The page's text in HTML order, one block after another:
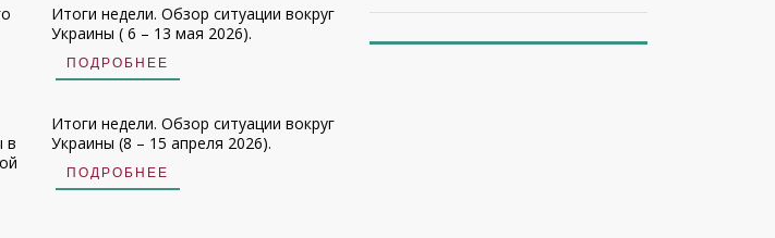
Итоги недели. Обзор ситуации вокруг
Украины ( 6 – 13 мая 2026).
ПОДРОБНЕЕ
в
Итоги недели. Обзор ситуации вокруг
Украины (8 – 15 апреля 2026).
ПОДРОБНЕЕ